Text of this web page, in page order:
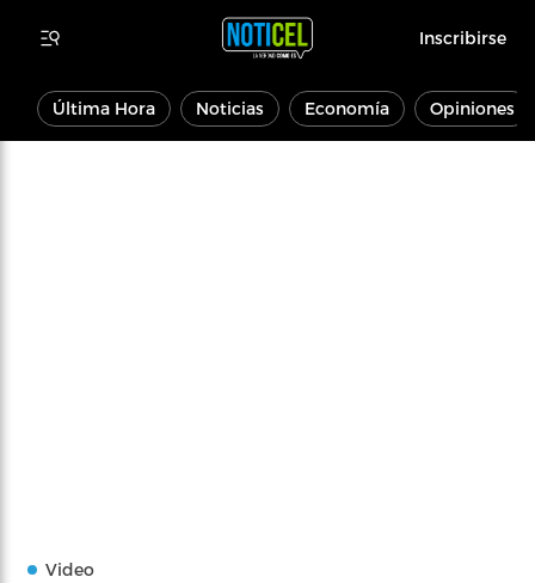
Inscribirse
Última Hora Noticias Economía Opiniones
Video